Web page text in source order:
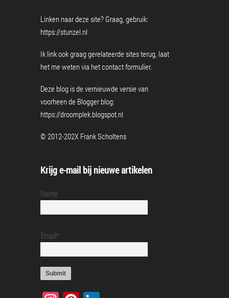
Linken naar deze site? Graag, gebruik:
https://stunzel.nl
Ik link ook graag gerelateerde sites terug, laat
het me weten via hetcontact formulier.
Deze blog is de vernieuwde versie van
voorheen de Blogger blog:
https://droomplek.blogspot.nl
© 2012-202X Frank Scholtens
Krijg e-mail bij nieuwe artikelen
Name
Email*